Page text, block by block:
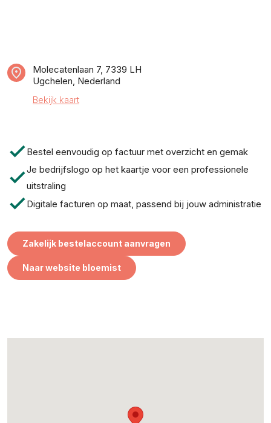
Molecatenlaan 7, 7339 LH
Ugchelen, Nederland
Bekijk kaart
checkBestel eenvoudig op factuur met overzicht en gemak
checkJe bedrijfslogo op het kaartje voor een professionele
uitstraling
checkDigitale facturen op maat, passend bij jouw administratie
Zakelijk bestelaccount aanvragen
Naar website bloemist